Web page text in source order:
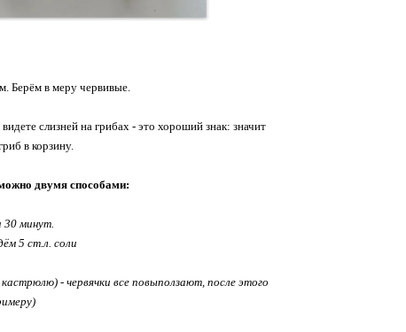
Берём в меру червивые.
слизней на грибах - это хороший знак: значит
в корзину.
двумя способами:
30 минут.
5 ст.л. соли
- червячки все повыползают, после этого